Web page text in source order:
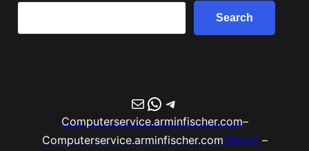
Search
E-MailWhatsApp
Telegram
Computerservice.arminfischer.com–
Computerservice.arminfischer.com/news/–